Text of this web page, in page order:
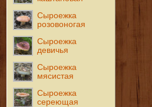
Сыроежка
розовоногая
Сыроежка
девичья
Сыроежка
мясистая
Сыроежка
сереющая